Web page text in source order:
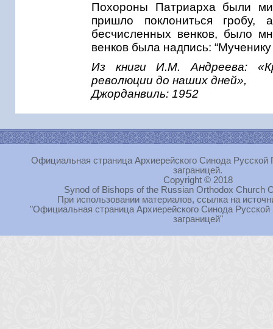
Похороны Патриарха были
пришло поклониться
бесчисленных венков, было
венков была надпись: “Мученику
Из книги И.М. Андреева:
революции до наших дней»,
Джорданвиль: 1952
Официальная страница Архиерейского Синода Русской
заграницей.
Copyright © 2018
Synod of Bishops of the Russian Orthodox Church
При использовании материалов, ссылка на
"Официальная страница Архиерейского Синода
заграницей"